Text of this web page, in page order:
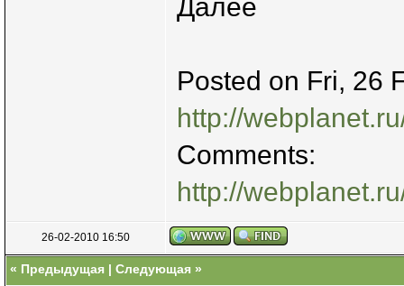
Далее
Posted on Fri, 26
http://
Comments:
http://
26-02-2010 16:50
« Предыдущая | Следующая »